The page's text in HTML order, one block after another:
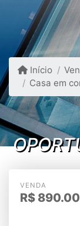
Início
Casa em
VENDA
R$